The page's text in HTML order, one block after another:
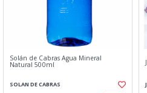
Solán de Cabras Agua Mineral
Natural 500ml
SOLAN DE CABRAS